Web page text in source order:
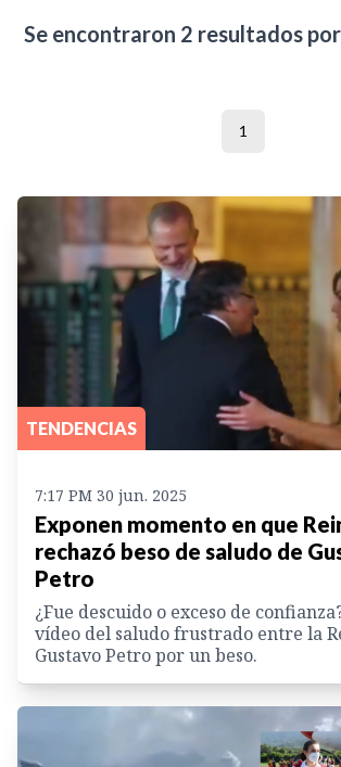
Se encontraron 2 resultados por
1
TENDENCIAS
7:17 PM 30 jun. 2025
Exponen momento en que
rechazó beso de saludo de
Petro
¿Fue descuido o exceso de
vídeo del saludo frustrado entre la
Gustavo Petro por un beso.